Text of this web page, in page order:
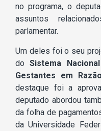
no programa, o
assuntos
parlamentar.
Um deles foi o seu
doSistema
Gestantes em
destaque foi a
deputado abordou
da folha de
da Universidade